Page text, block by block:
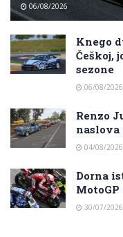
06/08/2026
Knego
Češkoj,
sezone
06/08/2026
Renzo
naslova
04/08/2026
Dorna
MotoGP
30/07/2026